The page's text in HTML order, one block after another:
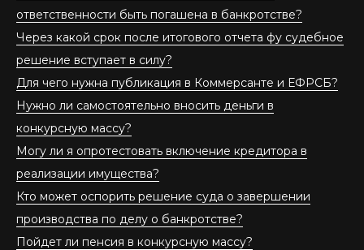
ответственности быть погашена в банкротстве?
Через какой срок после итогового отчета фу судебное
решение вступает в силу?
Для чего нужна публикация в Коммерсанте и ЕФРСБ?
Нужно ли самостоятельно вносить деньги в
конкурсную массу?
Могу ли я опротестовать включение кредитора в
реализации имущества?
Кто может оспорить решение суда о завершении
производства по делу о банкротстве?
Пойдет ли пенсия в конкурсную массу?